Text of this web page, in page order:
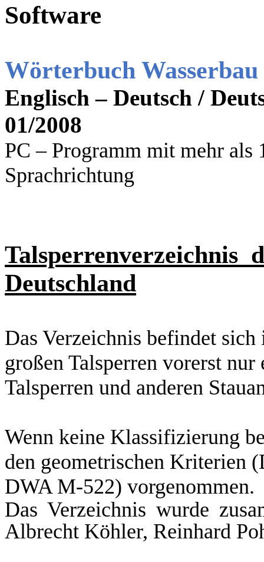
Software
Wörterbuch
Englisch – Deutsch /
01/2008
PC – Programm mit mehr als
Sprachrichtung
Talsperrenverzeichnis
Deutschland
Das Verzeichnis befindet
großen Talsperren vorerst
Talsperren und anderen
Wenn keine Klassifizierung
den geometrischen Kriterien
DWA M-522) vorgenommen.
Das Verzeichnis wurde
Albrecht Köhler, Reinhard